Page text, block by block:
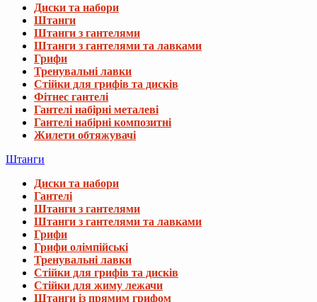
Диски та набори
Штанги
Штанги з гантелями
Штанги з гантелями та лавками
Грифи
Тренувальні лавки
Стійки для грифів та дисків
Фітнес гантелі
Гантелі набірні металеві
Гантелі набірні композитні
Жилети обтяжувачі
Штанги
Диски та набори
Гантелі
Штанги з гантелями
Штанги з гантелями та лавками
Грифи
Грифи олімпійські
Тренувальні лавки
Стійки для грифів та дисків
Стійки для жиму лежачи
Штанги із прямим грифом